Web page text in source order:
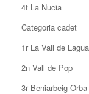
4t La Nucia
Categoria cadet
1r La Vall de
2n Vall de Pop
3r Beniarbeig-Orba